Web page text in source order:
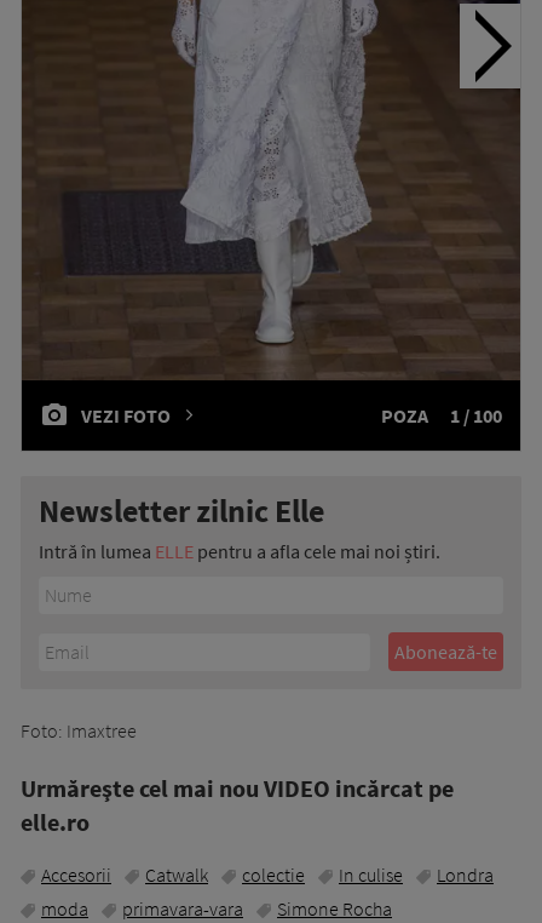
VEZI FOTO POZA 1 / 100
Newsletter zilnic Elle
Intră în lumea ELLE pentru a afla cele mai noi știri.
Foto: Imaxtree
Urmăreşte cel mai nou VIDEO incărcat pe
elle.ro
Accesorii Catwalk colectie In culise
Londra
moda
primavara-vara Simone Rocha